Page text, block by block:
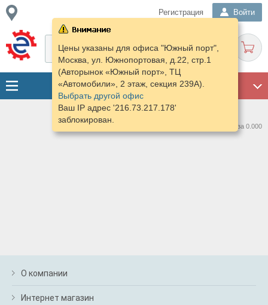
Регистрация Войти
Цены указаны для офиса "Южный порт",
Москва, ул. Южнопортовая, д.22, стр.1
(Авторынок «Южный порт», ТЦ
«Автомобили», 2 этаж, секция 239А).
Выбрать другой офис
Ваш IP адрес '216.73.217.178'
заблокирован.
Нашлось предложений: 0 за 0.000
О компании
Интернет магазин